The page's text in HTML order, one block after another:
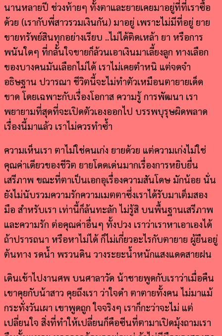
นานหลายปี ช่วงท้ายๆ ทั้งตาและยายเคยมาอยู่ที่ที่เราซื้อ
ด้วย (เรากับพี่สาวรวมเงินกัน) มาอยู่ เพราะไม่มีที่อยู่ ยาย
ขายทรัพย์สินทุกอย่างเรียบ ..ไม่ได้ติดเหล้า ยา หรือการ
พนันใดๆ ที่กลั้นใจขายก็ล้วนเอาเงินมาเลี้ยงลูก ทางเลือก
ของบางคนมันเลือกไม่ได้ เราไม่เคยตำหนิ แต่จดจำ
อธิษฐาน ปวารณา ชีวิตนี้จะไม่ทำตัวเหมือนตายายเด็ด
ขาด โดยเฉพาะกับเรื่องโอกาส ความรู้ การพัฒนา เรา
พยายามที่สุดที่จะเปิดตัวเองออกไป บรรพบุรุษผิดพลาด
เรื่องนี้มาแล้ว เราไม่ควรทำซ้ำ
ความเห็นเรา ตาไม่ใช่คนเก่ง ยายด้วย แต่ความเก่งไม่ใช่
คุณค่าเดียวของชีวิต ยายโดดเด่นมากเรื่องการหยิบยื่น
เสรีภาพ ขณะที่ตาเป็นเอกอุเรื่องความสันโดษ มักน้อย นั่น
ยังไม่นับรวมความรักความเมตตาซึ่งเราได้รับมาเต็มสอง
มือ สำหรับเรา เท่านี้ก็ล้นทะลัก ไม่รู้สิ บนพื้นฐานเสรีภาพ
และความรัก ต่อคุณค่าอื่นๆ ทั้งปวง เราว่าเราหาเอาเองได้
ถ้าปรารถนา หรือหาไม่ได้ ก็ไม่เกี่ยวอะไรกับตายาย ผู้ยืนอยู่
ต้นทาง รดน้ำ พรวนดิน วางระยะน้ำหนักแสงแดดสายฝน
เดินเข้าไปงานศพ บนศาลาวัด น้าชายพูดกับเราว่าเมื่อคืน
เขาคุยกับน้าสาว คุยถึงเรา ว่าใจดำ ตาตายทั้งคน ไม่มาแม้
กระทั่งวันเผา เขาพูดถูก ใจจริงๆ เราก็กะว่าจะไม่ แต่
เปลี่ยนใจ สิ่งที่ทำให้เปลี่ยนก็คือซีนที่ตามาเปิดมุ้งถามเรา